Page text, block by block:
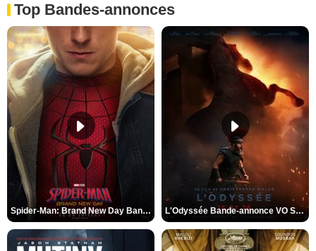
Top Bandes-annonces
Spider-Man: Brand New Day Bande-annonce VO STFR L'Odyssée Bande-annonce VO STFR